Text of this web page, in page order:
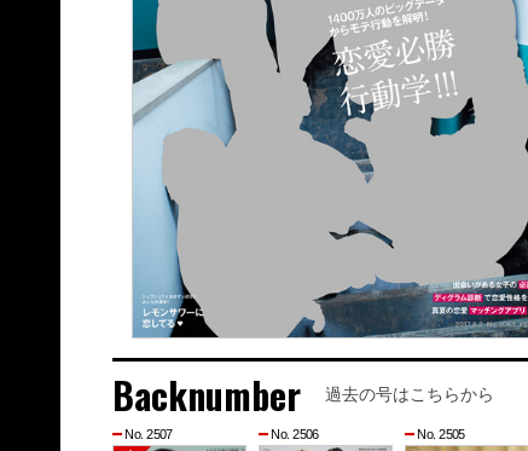
Backnumber 過去の号はこちらから
No. 2507 No. 2506 No. 2505